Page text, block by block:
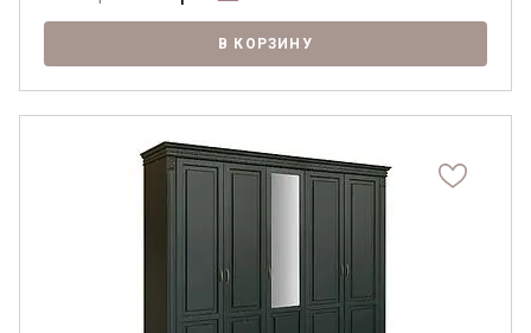
В КОРЗИНУ